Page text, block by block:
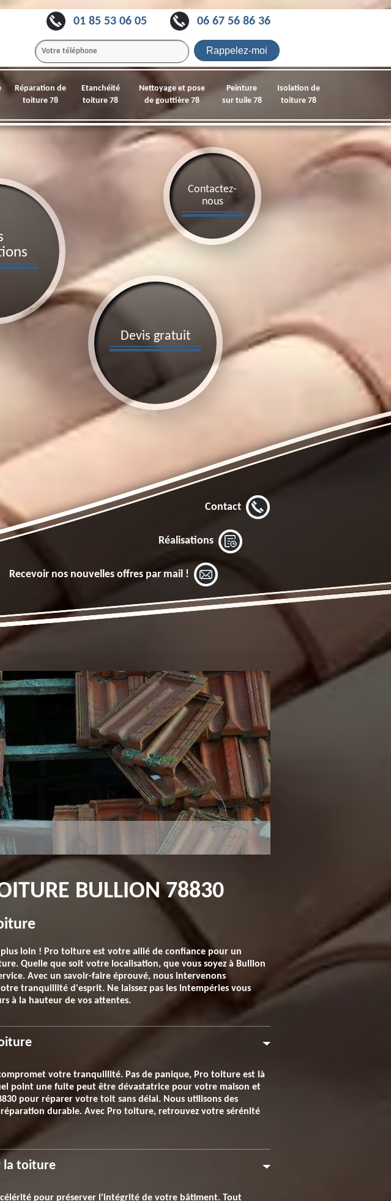
01 85 53 06 05 06 67 56 86 36
Réparation de
toiture 78
Etanchéité
toiture 78
Nettoyage et pose
de gouttière 78
Peinture
sur tuile 78
Isolation de
toiture 78
Devis gratuit
Contactez-
nous
Contact
Réalisations
Recevoir nos nouvelles offres par mail !
BULLION 78830
loin ! Pro toiture est votre allié de confiance pour un
Quelle que soit votre localisation, que vous soyez à Bullion
Avec un savoir-faire éprouvé, nous intervenons
tranquillité d'esprit. Ne laissez pas les intempéries vous
à la hauteur de vos attentes.
votre tranquillité. Pas de panique, Pro toiture est là
point une fuite peut être dévastatrice pour votre maison et
pour réparer votre toit sans délai. Nous utilisons des
durable. Avec Pro toiture, retrouvez votre sérénité
la toiture
pour préserver l'intégrité de votre bâtiment. Tout